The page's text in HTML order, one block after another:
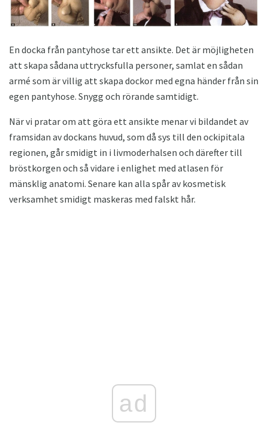
En docka från pantyhose tar ett ansikte. Det är möjligheten
att skapa sådana uttrycksfulla personer, samlat en sådan
armé som är villig att skapa dockor med egna händer från sin
egen pantyhose. Snygg och rörande samtidigt.
När vi pratar om att göra ett ansikte menar vi bildandet av
framsidan av dockans huvud, som då sys till den ockipitala
regionen, går smidigt in i livmoderhalsen och därefter till
bröstkorgen och så vidare i enlighet med atlasen för
mänsklig anatomi. Senare kan alla spår av kosmetisk
verksamhet smidigt maskeras med falskt hår.
ad